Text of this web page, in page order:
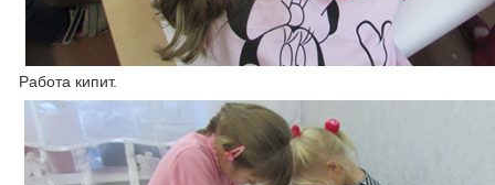
Работа кипит.